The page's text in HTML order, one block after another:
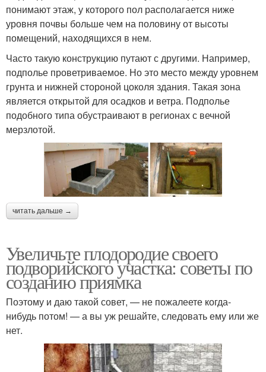
понимают этаж, у которого пол располагается ниже
уровня почвы больше чем на половину от высоты
помещений, находящихся в нем.
Часто такую конструкцию путают с другими. Например,
подполье проветриваемое. Но это место между уровнем
грунта и нижней стороной цоколя здания. Такая зона
является открытой для осадков и ветра. Подполье
подобного типа обустраивают в регионах с вечной
мерзлотой.
читать дальше →
Увеличьте плодородие своего
подворийского участка: советы по
созданию приямка
Поэтому и даю такой совет, — не пожалеете когда-
нибудь потом! — а вы уж решайте, следовать ему или же
нет.